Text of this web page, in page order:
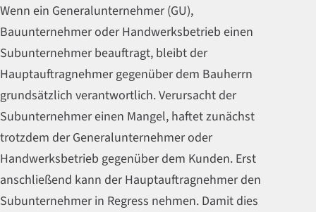
Wenn ein Generalunternehmer (GU),
Bauunternehmer oder Handwerksbetrieb einen
Subunternehmer beauftragt, bleibt der
Hauptauftragnehmer gegenüber dem Bauherrn
grundsätzlich verantwortlich. Verursacht der
Subunternehmer einen Mangel, haftet zunächst
trotzdem der Generalunternehmer oder
Handwerksbetrieb gegenüber dem Kunden. Erst
anschließend kann der Hauptauftragnehmer den
Subunternehmer in Regress nehmen. Damit dies